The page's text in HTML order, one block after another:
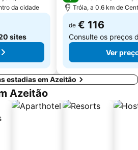
da cidade
sites
Tróia, a 0.6 km de
de € 116
Consulte os preços
Ver
estadias em Azeitão
Azeitão